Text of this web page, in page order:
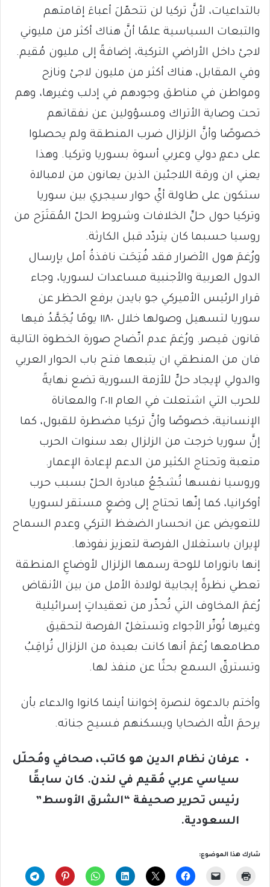
بالتداعيات، لأنَّ تركيا لن تتحمّلَ أعباءَ إقامتهم
والتبعات السياسية علمًا أنَّ هناك أكثر من مليوني
لاجئ داخل الأراضي التركية، إضافةً إلى مليون مُقيم.
وفي المقابل، هناك أكثر من مليون لاجئ ونازح
ومواطن في مناطق وجودهم في إدلب وغيرها، وهم
تحت وصاية الأتراك ومسؤولين عن نفقاتهم
خصوصًا وأنَّ الزلزال ضرب المنطقة ولم يحصلوا
على دعمٍ دولي وعربي أسوة بسوريا وتركيا. وهذا
يعني ان ورقة اللاجئين الذين يعانون من لامبالاة
ستكون على طاولة أيِّ حوار سيجري بين سوريا
وتركيا حول حلِّ الخلافات وشروط الحلّ المُقتَرَح من
روسيا حسبما كان يتردّد قبل الكارثة.
ورُغمَ هول الأضرار فقد فُتِحَت نافذةُ أمل بإرسال
الدول العربية والأجنبية مساعدات لسوريا، وجاء
قرار الرئيس الأميركي جو بايدن برفع الحظر عن
سوريا لتسهيل وصولها خلال ١١٨٠ يومًا يُجَمَّدُ فيها
قانون قيصر. ورُغمَ عدم اتّضاح صورة الخطوة التالية
فان من المنطقي ان يتبعها فتح باب الحوار العربي
والدولي لإيجاد حلٍّ للأزمة السورية تضع نهايةً
للحرب التي اشتعلت في العام ٢٠١١ والمعاناة
الإنسانية، خصوصًا وأنَّ تركيا مضطرة للقبول، كما
إنَّ سوريا خرجت من الزلزال بعد سنوات الحرب
متعبة وتحتاج الكثير من الدعم لإعادة الإعمار.
وروسيا نفسها تُشجّعُ مبادرة الحلّ بسبب حرب
أوكرانيا، كما إنّها تحتاج إلى وضعٍ مستقر لسوريا
للتعويض عن انحسار الضغظ التركي وعدم السماح
لإيران باستغلال الفرصة لتعزيز نفوذها.
إنها بانوراما للوحة رسمها الزلزال لأوضاعِ المنطقة
تعطي نظرةً إيجابية لولادة الأمل من بين الأنقاض
رُغمَ المخاوف التي تُحذّر من تعقيداتٍ إسرائيلية
وغيرها تُوتّر الأجواء وتستغلّ الفرصة لتحقيق
مطامعها رُغمَ أنها كانت بعيدة من الزلزال تُراقِبُ
وتسترقّ السمع بحثًا عن منفذ لها.
وأختم بالدعوة لنصرة إخواننا أينما كانوا والدعاء بأن
يرحمَ الله الضحايا ويسكنهم فسيح جناته.
عرفان نظام الدين هو كاتب، صحافي ومُحلّل
سياسي عربي مُقيم في لندن. كان سابقًا
رئيس تحرير صحيفة “الشرق الأوسط”
السعودية.
شارك هذا الموضوع: